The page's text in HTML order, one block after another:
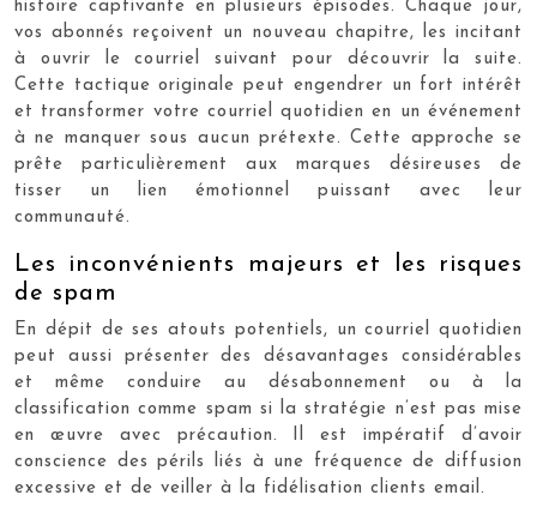
histoire captivante en plusieurs épisodes. Chaque jour,
vos abonnés reçoivent un nouveau chapitre, les incitant
à ouvrir le courriel suivant pour découvrir la suite.
Cette tactique originale peut engendrer un fort intérêt
et transformer votre courriel quotidien en un événement
à ne manquer sous aucun prétexte. Cette approche se
prête particulièrement aux marques désireuses de
tisser un lien émotionnel puissant avec leur
communauté.
Les inconvénients majeurs et les risques
de spam
En dépit de ses atouts potentiels, un courriel quotidien
peut aussi présenter des désavantages considérables
et même conduire au désabonnement ou à la
classification comme spam si la stratégie n’est pas mise
en œuvre avec précaution. Il est impératif d’avoir
conscience des périls liés à une fréquence de diffusion
excessive et de veiller à la fidélisation clients email.